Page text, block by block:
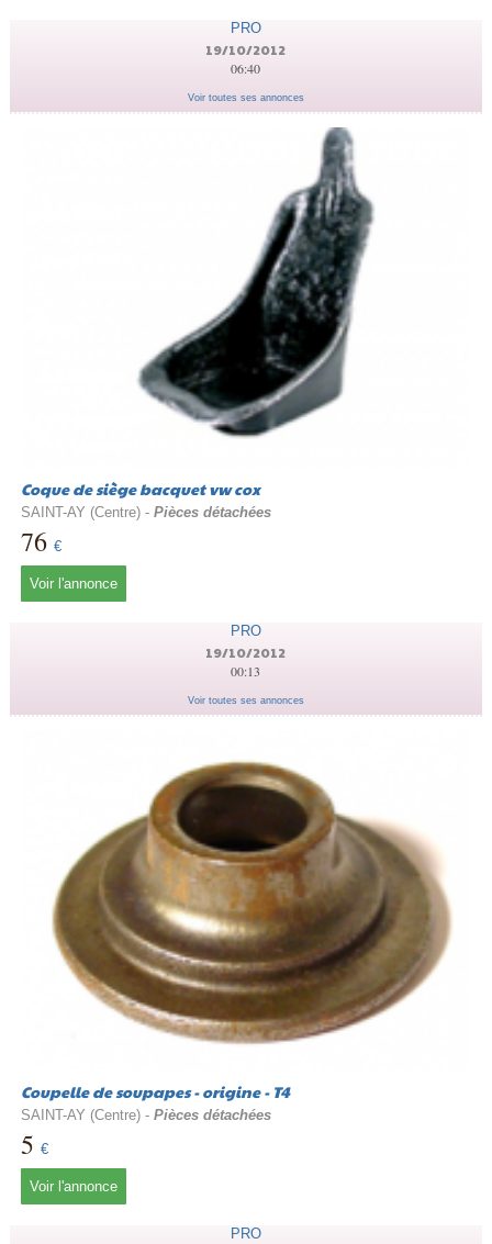
PRO
19/10/2012
06:40
Voir toutes ses annonces
Coque de siège bacquet vw cox
SAINT-AY (Centre) - Pièces détachées
76 €
Voir l'annonce
PRO
19/10/2012
00:13
Voir toutes ses annonces
Coupelle de soupapes - origine - T4
SAINT-AY (Centre) - Pièces détachées
5 €
Voir l'annonce
PRO